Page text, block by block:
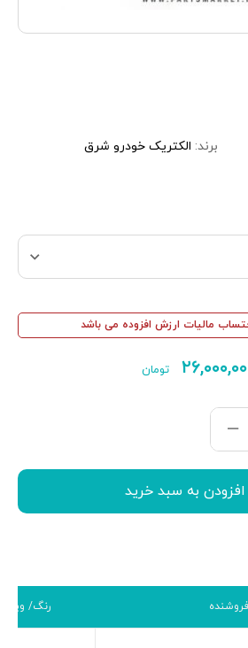
برند: الکتریک خودرو شرق
مالیات ارزش افزوده می باشد
تومان
افزودن به سبد خرید
رنگ/ ویژگی